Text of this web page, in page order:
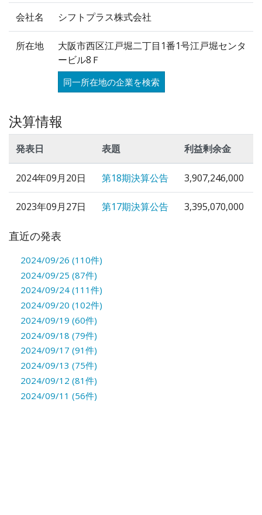
会社名 シフトプラス株式会社
所在地
大阪市西区江戸堀二丁目1番1号江戸堀センタ
ービル8Ｆ
同一所在地の企業を検索
決算情報
発表日 表題 利益剰余金
2024年09月20日 第18期決算公告 3,907,246,000
2023年09月27日 第17期決算公告 3,395,070,000
直近の発表
2024/09/26 (110件)
2024/09/25 (87件)
2024/09/24 (111件)
2024/09/20 (102件)
2024/09/19 (60件)
2024/09/18 (79件)
2024/09/17 (91件)
2024/09/13 (75件)
2024/09/12 (81件)
2024/09/11 (56件)